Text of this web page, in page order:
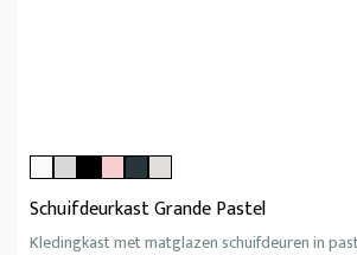
Schuifdeurkast Grande Pastel
Kledingkast met matglazen schuifdeuren in